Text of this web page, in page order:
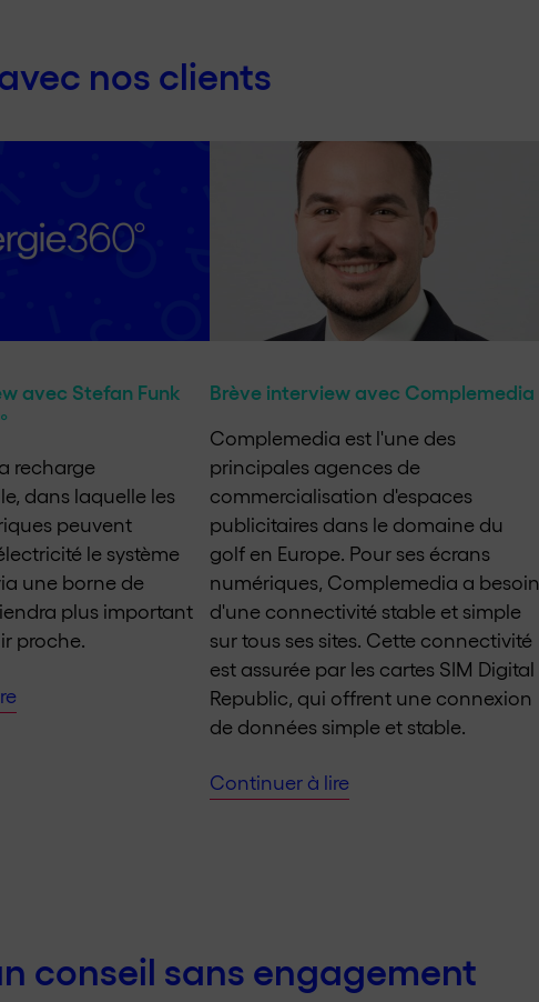
nos clients
avec Stefan Funk
recharge
dans laquelle les
peuvent
le système
une borne de
plus important
proche.
Brève interview avec Complemedia
Complemedia est l'une des
principales agences de
commercialisation d'espaces
publicitaires dans le domaine du
golf en Europe. Pour ses écrans
numériques, Complemedia a besoin
d'une connectivité stable et simple
sur tous ses sites. Cette connectivité
est assurée par les cartes SIM Digital
Republic, qui offrent une connexion
de données simple et stable.
Continuer à lire
conseil sans engagement